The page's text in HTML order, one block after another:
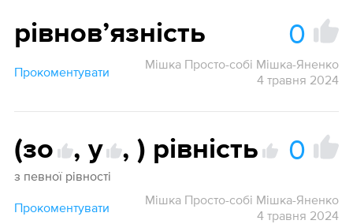
рівновʼязність 0
Прокоментувати
Мішка Просто-собі Мішка-Яненко
4 травня 2024
(зо , у , ) рівність 0
з певної рівності
Прокоментувати
Мішка Просто-собі Мішка-Яненко
4 травня 2024